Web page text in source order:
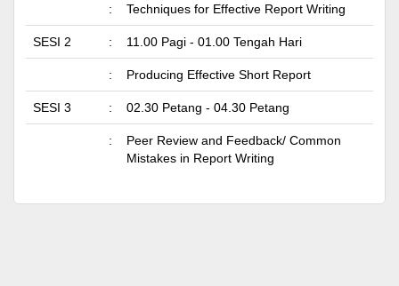
: Techniques for Effective Report Writing
SESI 2 : 11.00 Pagi - 01.00 Tengah Hari
: Producing Effective Short Report
SESI 3 : 02.30 Petang - 04.30 Petang
:
Peer Review and Feedback/ Common
Mistakes in Report Writing